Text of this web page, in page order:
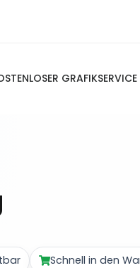
GRAFIKSERVICE
Schnell in den